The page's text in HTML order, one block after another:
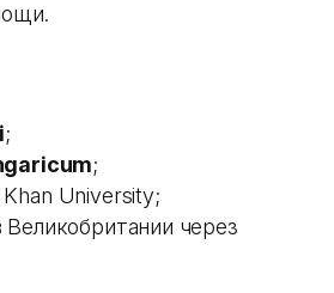
;
;
University;
через